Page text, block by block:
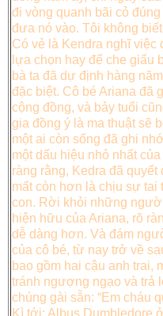
đi vòng quanh bãi cỏ
đưa nó vào. Tôi không
Có vẻ là Kendra nghĩ
lựa chọn hay để che giấu
bà ta đã dự định hàng
đặc biệt. Cô bé Ariana đã
cộng đồng, và bảy tuổi
gia đồng ý là ma thuật sẽ
một ai còn sống đã ghi
một dấu hiệu nhỏ nhất
ràng rằng, Kedra đã
mất còn hơn là chịu sự tai
con. Rời khỏi những
hiện hữu của Ariana, rõ
dễ dàng hơn. Và đám
của cô bé, từ nay trở về
bao gồm hai cậu anh trai,
tránh ngượng ngạo và trả
chúng gài sẵn: “Em cháu